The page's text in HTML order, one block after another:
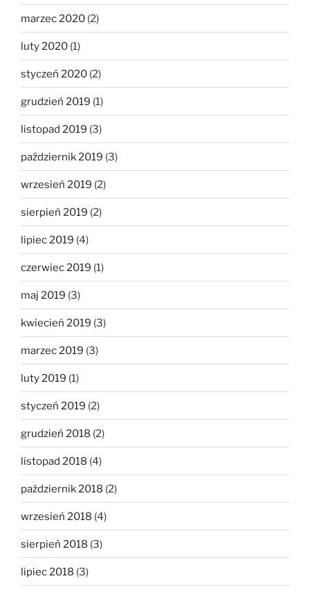
marzec 2020 (2)
luty 2020 (1)
styczeń 2020 (2)
grudzień 2019 (1)
listopad 2019 (3)
październik 2019 (3)
wrzesień 2019 (2)
sierpień 2019 (2)
lipiec 2019 (4)
czerwiec 2019 (1)
maj 2019 (3)
kwiecień 2019 (3)
marzec 2019 (3)
luty 2019 (1)
styczeń 2019 (2)
grudzień 2018 (2)
listopad 2018 (4)
październik 2018 (2)
wrzesień 2018 (4)
sierpień 2018 (3)
lipiec 2018 (3)